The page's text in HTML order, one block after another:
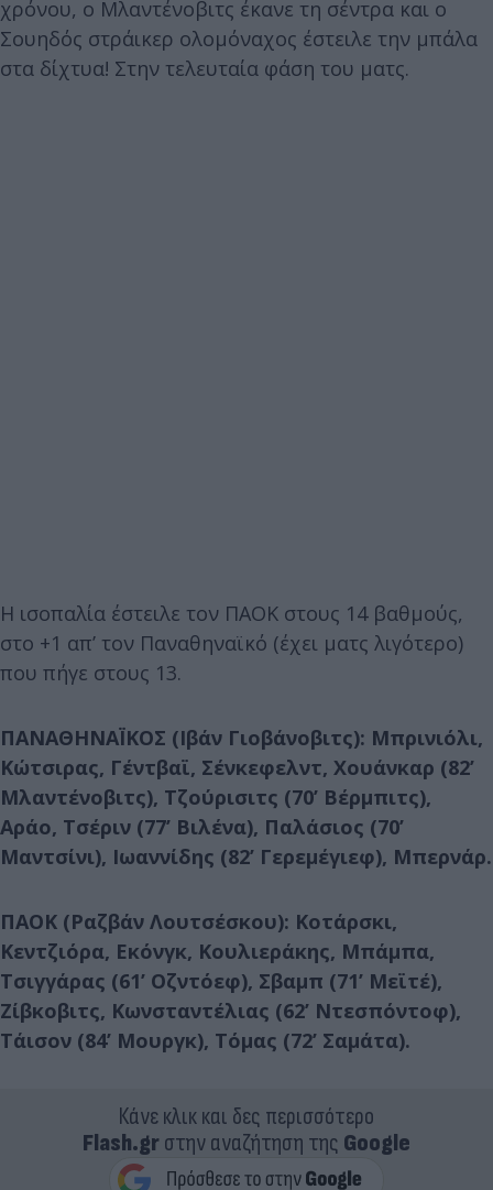
χρόνου, ο Μλαντένοβιτς έκανε τη σέντρα και ο
Σουηδός στράικερ ολομόναχος έστειλε την μπάλα
στα δίχτυα! Στην τελευταία φάση του ματς.
Η ισοπαλία έστειλε τον ΠΑΟΚ στους 14 βαθμούς,
στο +1 απ’ τον Παναθηναϊκό (έχει ματς λιγότερο)
που πήγε στους 13.
ΠΑΝΑΘΗΝΑΪΚΟΣ (Ιβάν Γιοβάνοβιτς): Μπρινιόλι,
Κώτσιρας, Γέντβαϊ, Σένκεφελντ, Χουάνκαρ (82’
Μλαντένοβιτς), Τζούρισιτς (70’ Βέρμπιτς),
Αράο, Τσέριν (77’ Βιλένα), Παλάσιος (70’
Μαντσίνι), Ιωαννίδης (82’ Γερεμέγιεφ), Μπερνάρ.
ΠΑΟΚ (Ραζβάν Λουτσέσκου): Κοτάρσκι,
Κεντζιόρα, Εκόνγκ, Κουλιεράκης, Μπάμπα,
Τσιγγάρας (61’ Οζντόεφ), Σβαμπ (71’ Μεϊτέ),
Ζίβκοβιτς, Κωνσταντέλιας (62’ Ντεσπόντοφ),
Τάισον (84’ Μουργκ), Τόμας (72’ Σαμάτα).
Κάνε κλικ και δες περισσότερο
Flash.grστην αναζήτηση της Google